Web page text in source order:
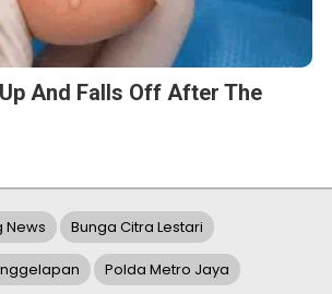
And Falls Off After The
News Bunga Citra Lestari
Polda Metro Jaya